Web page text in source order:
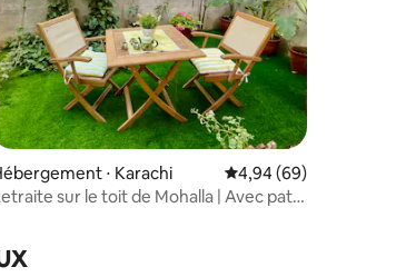
sur 5
sur la base de 18 commentaires : 4,78 sur 5
⋅ Karachi Évaluation moyenne
4,94 (69)
sur le toit de Mohalla | Avec patio